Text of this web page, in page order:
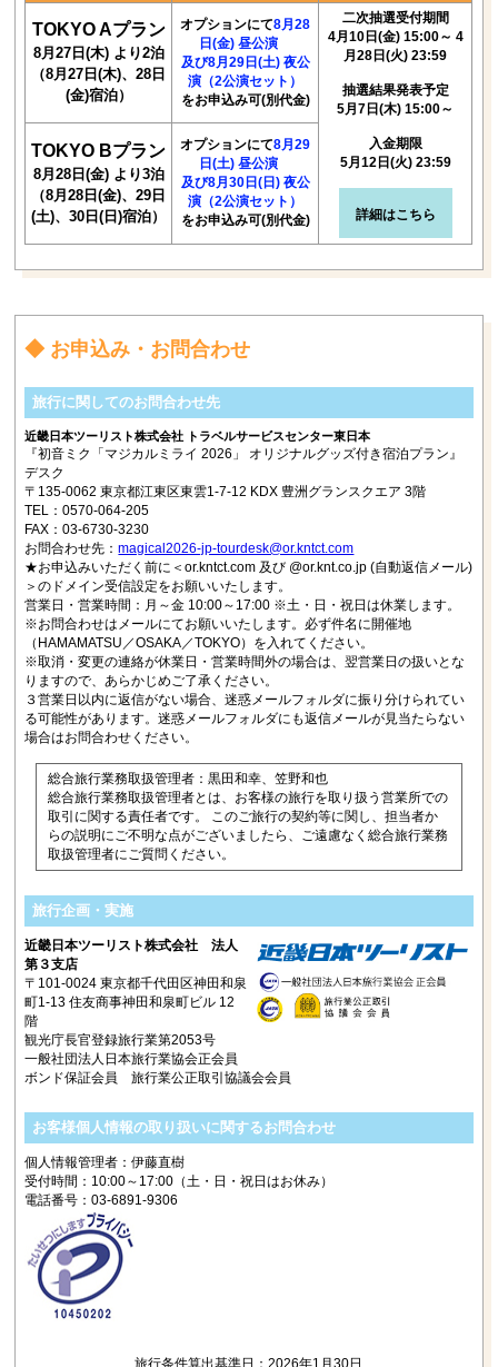
TOKYO Aプラン
8月27日(木) より2泊
（8月27日(木)、28日
(金)宿泊）
オプションにて8月28
日(金) 昼公演
及び8月29日(土) 夜公
演（2公演セット）
をお申込み可(別代金)
二次抽選受付期間
4月10日(金) 15:00～ 4
月28日(火) 23:59
抽選結果発表予定
5月7日(木) 15:00～
入金期限
5月12日(火) 23:59
詳細はこちら
TOKYO Bプラン
8月28日(金) より3泊
（8月28日(金)、29日
(土)、30日(日)宿泊）
オプションにて8月29
日(土) 昼公演
及び8月30日(日) 夜公
演（2公演セット）
をお申込み可(別代金)
◆ お申込み・お問合わせ
旅行に関してのお問合わせ先
近畿日本ツーリスト株式会社 トラベルサービスセンター東日本
『初音ミク「マジカルミライ 2026」 オリジナルグッズ付き宿泊プラン』
デスク
〒135-0062 東京都江東区東雲1-7-12 KDX 豊洲グランスクエア 3階
TEL：0570-064-205
FAX：03-6730-3230
お問合わせ先：magical2026-jp-tourdesk@or.kntct.com
★お申込みいただく前に＜or.kntct.com 及び @or.knt.co.jp (自動返信メール)
＞のドメイン受信設定をお願いいたします。
営業日・営業時間：月～金 10:00～17:00 ※土・日・祝日は休業します。
※お問合わせはメールにてお願いいたします。必ず件名に開催地
（HAMAMATSU／OSAKA／TOKYO）を入れてください。
※取消・変更の連絡が休業日・営業時間外の場合は、翌営業日の扱いとな
りますので、あらかじめご了承ください。
３営業日以内に返信がない場合、迷惑メールフォルダに振り分けられてい
る可能性があります。迷惑メールフォルダにも返信メールが見当たらない
場合はお問合わせください。
総合旅行業務取扱管理者：黒田和幸、笠野和也
総合旅行業務取扱管理者とは、お客様の旅行を取り扱う営業所での
取引に関する責任者です。 このご旅行の契約等に関し、担当者か
らの説明にご不明な点がございましたら、ご遠慮なく総合旅行業務
取扱管理者にご質問ください。
旅行企画・実施
近畿日本ツーリスト株式会社 法人
第３支店
〒101-0024 東京都千代田区神田和泉
町1-13 住友商事神田和泉町ビル 12
階
観光庁長官登録旅行業第2053号
一般社団法人日本旅行業協会正会員
ボンド保証会員 旅行業公正取引協議会会員
お客様個人情報の取り扱いに関するお問合わせ
個人情報管理者：伊藤直樹
受付時間：10:00～17:00（土・日・祝日はお休み）
電話番号：03-6891-9306
旅行条件算出基準日：2026年1月30日